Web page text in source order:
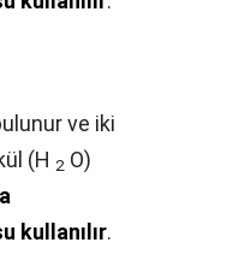
ve iki
(H 2 O)
kullanılır.